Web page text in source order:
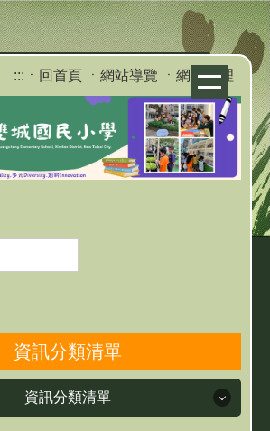
::: ㆍ回首頁 ㆍ網站導覽 ㆍ網站管理
資訊分類清單
資訊分類清單